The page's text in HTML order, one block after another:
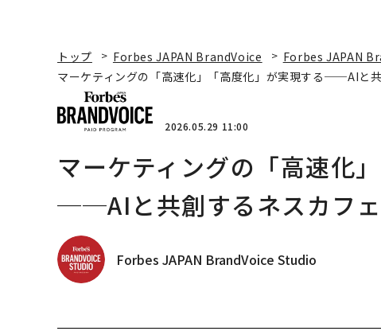
トップ Forbes JAPAN BrandVoice
Forbes JAPAN
マーケティングの「高速化」「高度化」が実現する──AIと
2026.05.29 11:00
マーケティングの「高速化
──AIと共創するネスカフ
Forbes JAPAN BrandVoice Studio